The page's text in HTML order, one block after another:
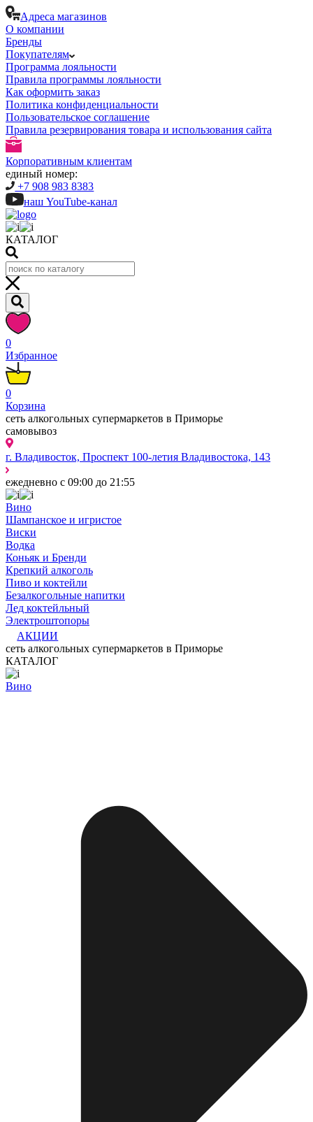
Адреса магазинов
О компании
Бренды
Покупателям
Программа лояльности
Правила программы лояльности
Как оформить заказ
Политика конфиденциальности
Пользовательское соглашение
Правила резервирования товара и использования сайта
Корпоративным клиентам
единый номер:
+7 908 983 8383
наш YouTube-канал
КАТАЛОГ
0
Избранное
0
Корзина
сеть алкогольных супермаркетов в Приморье
самовывоз
г. Владивосток, Проспект 100-летия Владивостока, 143
ежедневно с 09:00 до 21:55
Вино
Шампанское и игристое
Виски
Водка
Коньяк и Бренди
Крепкий алкоголь
Пиво и коктейли
Безалкогольные напитки
Лед коктейльный
Электроштопоры
АКЦИИ
сеть алкогольных супермаркетов в Приморье
КАТАЛОГ
Вино